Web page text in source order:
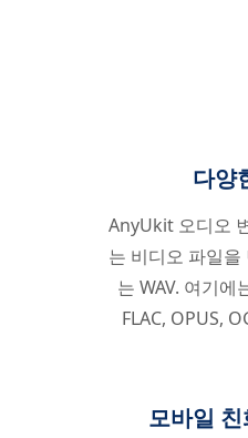
다양
AnyUkit 오디오
는 비디오 파일
는 WAV. 여기에
FLAC, OPUS,
모바일